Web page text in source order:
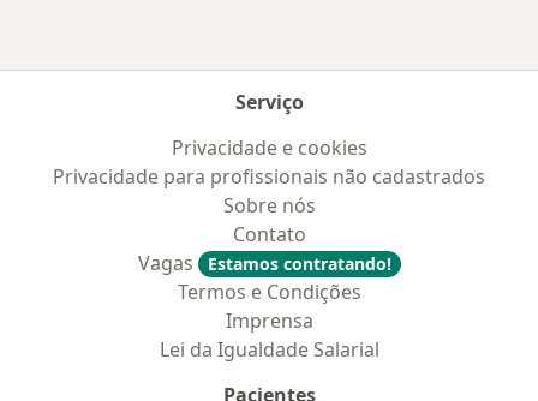
Serviço
Privacidade e cookies
Privacidade para profissionais não cadastrados
Sobre nós
Contato
Vagas
Estamos contratando!
Termos e Condições
Imprensa
Lei da Igualdade Salarial
Pacientes